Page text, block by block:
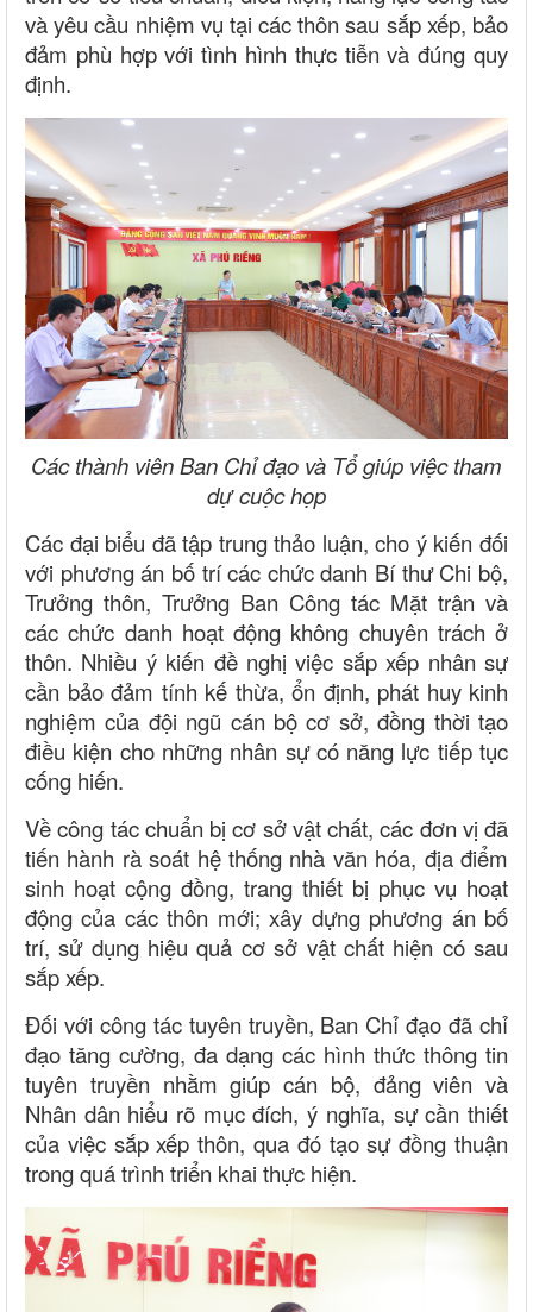
và yêu cầu nhiệm vụ tại các thôn sau sắp xếp, bảo
đảm phù hợp với tình hình thực tiễn và đúng quy
định.
Các thành viên Ban Chỉ đạo và Tổ giúp việc tham
dự cuộc họp
Các đại biểu đã tập trung thảo luận, cho ý kiến đối
với phương án bố trí các chức danh Bí thư Chi bộ,
Trưởng thôn, Trưởng Ban Công tác Mặt trận và
các chức danh hoạt động không chuyên trách ở
thôn. Nhiều ý kiến đề nghị việc sắp xếp nhân sự
cần bảo đảm tính kế thừa, ổn định, phát huy kinh
nghiệm của đội ngũ cán bộ cơ sở, đồng thời tạo
điều kiện cho những nhân sự có năng lực tiếp tục
cống hiến.
Về công tác chuẩn bị cơ sở vật chất, các đơn vị đã
tiến hành rà soát hệ thống nhà văn hóa, địa điểm
sinh hoạt cộng đồng, trang thiết bị phục vụ hoạt
động của các thôn mới; xây dựng phương án bố
trí, sử dụng hiệu quả cơ sở vật chất hiện có sau
sắp xếp.
Đối với công tác tuyên truyền, Ban Chỉ đạo đã chỉ
đạo tăng cường, đa dạng các hình thức thông tin
tuyên truyền nhằm giúp cán bộ, đảng viên và
Nhân dân hiểu rõ mục đích, ý nghĩa, sự cần thiết
của việc sắp xếp thôn, qua đó tạo sự đồng thuận
trong quá trình triển khai thực hiện.